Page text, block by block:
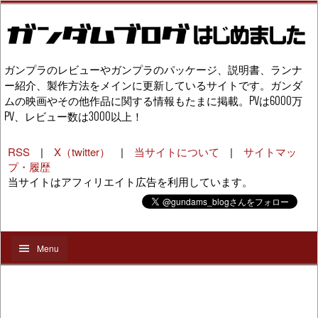
ガンプラのレビューやガンプラのパッケージ、説明書、ランナ
ー紹介、製作方法をメインに更新しているサイトです。ガンダ
ムの映画やその他作品に関する情報もたまに掲載。PVは6000万
PV、レビュー数は3000以上！
RSS | X（twitter） | 当サイトについて | サイトマッ
プ・履歴
当サイトはアフィリエイト広告を利用しています。
Menu